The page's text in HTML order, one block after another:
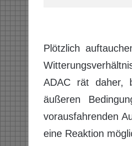
Plötzlich
ADAC rät daher,
äußeren
vorausfahrenden
eine Reaktion